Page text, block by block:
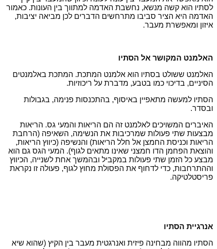
לסתיו הוא קשה מנשא, נחשבת האדמה למתווך בין העונות. כאמור
האדמה היא הציר סביבו מתרחשים הדברים לכן מביאה יציבות,
איזון ומאפשרת מעבר.
האלמנט המקושר אל הסתיו
האלמנט ששולט בסתיו הוא אלמנט המתכת. המתכת באלמנטים
הסיניים, בדיכוי כמו בטבע, מדברת על ריכוזיות.
הסתיו למעשה מתאפיין באיסוף, בהתכנסות פנימה, בגבולות
ובסדר.
האיברים המשויכים לאלמנט זה הם הריאות והמעי גס. הריאות
מבצעות שתי פעולות שמרכיבות את הנשימה, השאיפה (הרחבת
הריאות וכניסת החמצן אל חלל הריאות) והנשיפה (כיווץ הריאות,
והוצאת הפחמן הדו חמצני שאינו מתאים לגוף). המעי הגס גם הוא
מבצע כל הזמן שתי פעולות במקביל ובהמשך אחת לשנייה, הכיווץ
וההתרחבות, כדי לדחוף את הפסולת מחוץ לגוף, פעולה זו נקראת
פריסטלטיקה.
אנרגיית הסתיו
הסתיו מהווה מבחינה פיזית ואנרגטית מעבר בין הקיץ (שהוא שיא